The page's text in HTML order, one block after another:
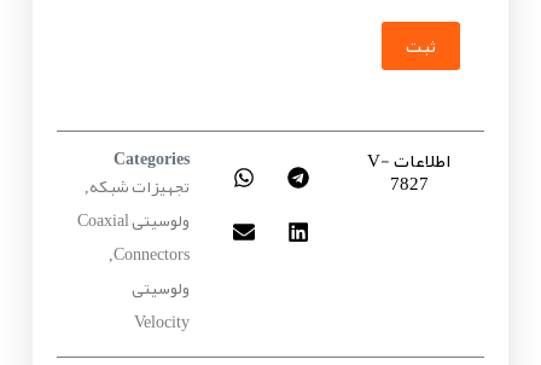
ثبت
اطلاعات V-
7827
Categories
تجهیزات شبکه,
ولوسیتی Coaxial
Connectors
,
ولوسیتی
Velocity